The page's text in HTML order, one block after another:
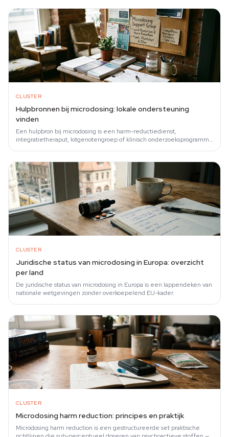
CLUSTER
Hulpbronnen bij microdosing: lokale ondersteuning
vinden
Een hulpbron bij microdosing is een harm-reductiedienst,
integratietheraput, lotgenotengroep of klinisch onderzoeksprogramma
CLUSTER
Juridische status van microdosing in Europa: overzicht
per land
De juridische status van microdosing in Europa is een lappendeken van
nationale wetgevingen zonder overkoepelend EU-kader.
CLUSTER
Microdosing harm reduction: principes en praktijk
Microdosing harm reduction is een gestructureerde set praktische